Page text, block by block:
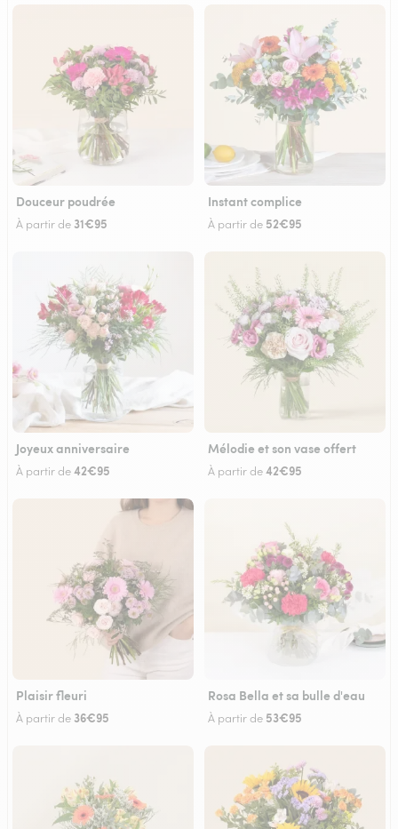
Douceur poudrée
À partir de 31€95
Instant complice
À partir de 52€95
Joyeux anniversaire
À partir de42€95
Mélodie et son vase offert
À partir de42€95
Plaisir fleuri
À partir de 36€95
Rosa Bella et sa bulle d'eau
À partir de 53€95